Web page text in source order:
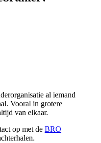
al iemand
Vooral in grotere
van elkaar.
op met de BRO